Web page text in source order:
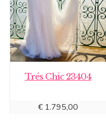
Trés Chic 23404
€1.795,00